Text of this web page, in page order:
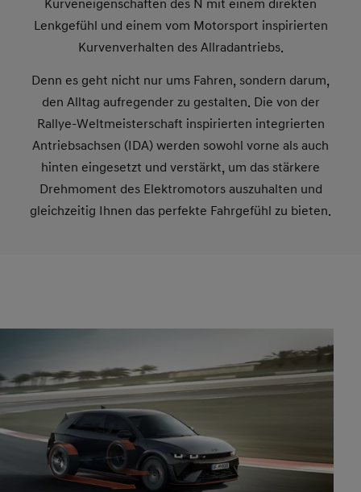
Kurveneigenschaften des N mit einem direkten
Lenkgefühl und einem vom Motorsport inspirierten
Kurvenverhalten des Allradantriebs.
Denn es geht nicht nur ums Fahren, sondern darum,
den Alltag aufregender zu gestalten. Die von der
Rallye-Weltmeisterschaft inspirierten integrierten
Antriebsachsen (IDA) werden sowohl vorne als auch
hinten eingesetzt und verstärkt, um das stärkere
Drehmoment des Elektromotors auszuhalten und
gleichzeitig Ihnen das perfekte Fahrgefühl zu bieten.